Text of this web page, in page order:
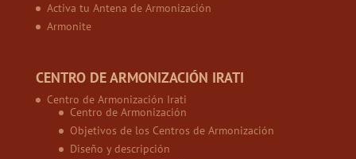
Activa tu Antena de Armonización
Armonite
CENTRO DE ARMONIZACIÓN IRATI
Centro de Armonización Irati
Centro de Armonización
Objetivos de los Centros de Armonización
Diseño y descripción